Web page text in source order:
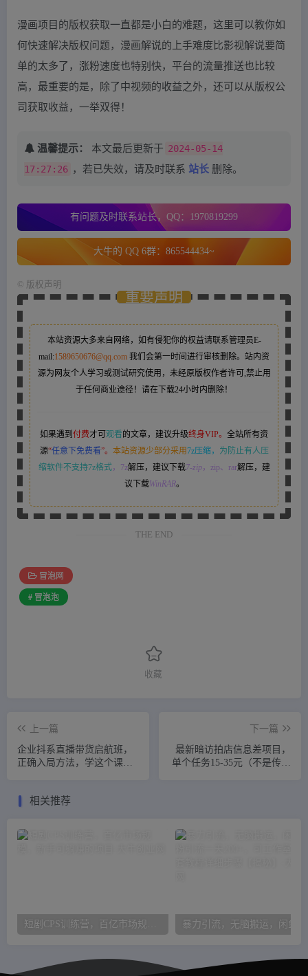
漫画项目的版权获取一直都是小白的难题，这里可以教你如
何快速解决版权问题，漫画解说的上手难度比影视解说要简
单的太多了，涨粉速度也特别快，平台的流量推送也比较
高，最重要的是，除了中视频的收益之外，还可以从版权公
司获取收益，一举双得！
温馨提示： 本文最后更新于 2024-05-14
17:27:26 ，若已失效，请及时联系 站长 删除。
有问题及时联系站长，QQ：1970819299
大牛的 QQ 6群：865544434~
版权声明
重要声明
本站资源大多来自网络，如有侵犯你的权益请联系管理员E-
mail:1589650676@qq.com 我们会第一时间进行审核删除。站内资
源为网友个人学习或测试研究使用，未经原版权作者许可,禁止用
于任何商业途径！请在下载24小时内删除！
如果遇到 付费才可 观看 的文章，建议升级终身VIP。 全站所有资
源“任意下免费看”。 本站资源少部分采用7z压缩，
为防止有人压
缩软件不支持7z格式，7z解压，建议下载7-zip，zip、rar解压，建
议下载WinRAR。
THE END
冒泡网
# 冒泡泡
收藏
上一篇
企业抖系直播带货启航班，
正确入局方法，学这个课程
下一篇
最新暗访拍店信息差项目，
单个任务15-35元（不是传统
相关推荐